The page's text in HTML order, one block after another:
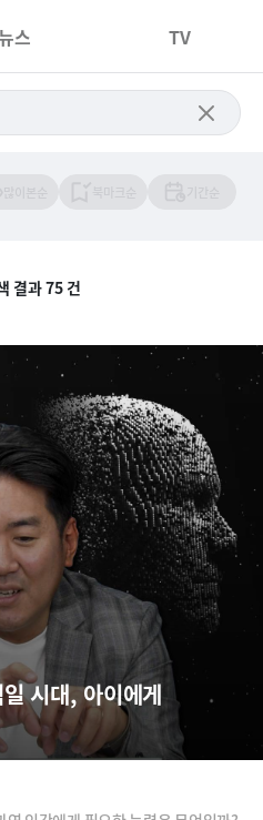
스 TV
결과 75 건
시대, 아이에게